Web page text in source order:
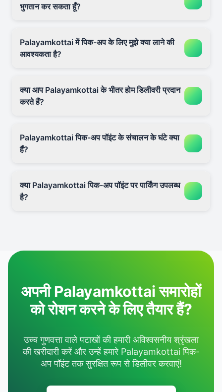
भुगतान कर सकता हूँ?
Palayamkottai में पिक-अप के लिए मुझे क्या लाने की
आवश्यकता है?
क्या आप Palayamkottai के भीतर होम डिलीवरी प्रदान
करते हैं?
Palayamkottai पिक-अप पॉइंट के संचालन के घंटे क्या
हैं?
क्या Palayamkottai पिक-अप पॉइंट पर पार्किंग उपलब्ध
है?
अपनी Palayamkottai समारोहों
को रोशन करने के लिए तैयार हैं?
उच्च गुणवत्ता वाले पटाखों की हमारी अविश्वसनीय श्रृंखला
की खरीदारी करें और उन्हें हमारे Palayamkottai पिक-
अप पॉइंट तक सुरक्षित रूप से डिलीवर करवाएं!